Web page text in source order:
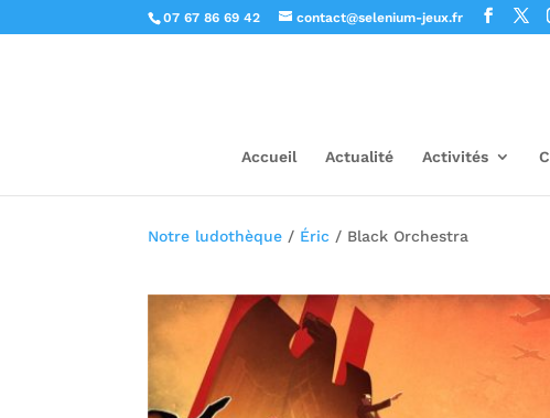
07 67 86 69 42 contact@selenium-jeux.fr
Accueil Actualité Activités
Notre ludothèque / Éric / Black Orchestra